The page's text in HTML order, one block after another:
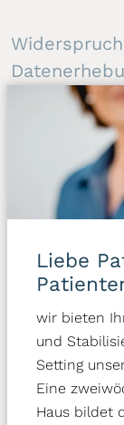
sowie
WENN DIE
ART. 6 ABS. 1
SIE JEDERZEIT
AUS IHRER
DIE
DATEN
FÜR EIN AUF
PROFILING. DIE
DENEN EINE
DIESER
BETROFFENEN
Liebe
wir bieten
und
Setting
Eine
Haus bildet